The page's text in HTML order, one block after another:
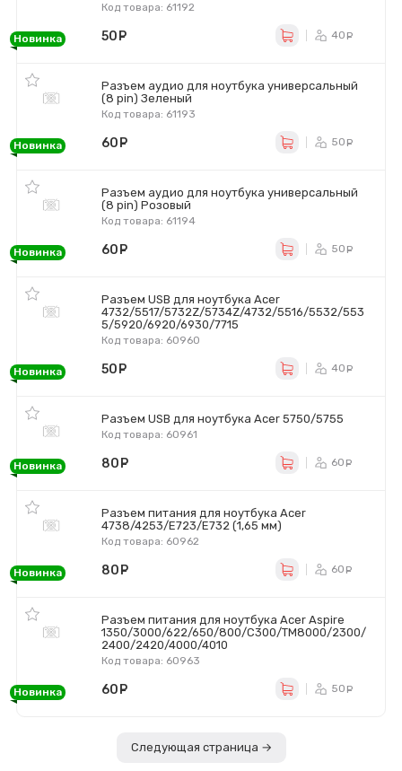
Код товара: 61192
Новинка 50 40
Разъем аудио для ноутбука универсальный
(8 pin) Зеленый
Код товара: 61193
Новинка 60 50
Разъем аудио для ноутбука универсальный
(8 pin) Розовый
Код товара: 61194
Новинка 60 50
Разъем USB для ноутбука Acer
4732/5517/5732Z/5734Z/4732/5516/5532/553
5/5920/6920/6930/7715
Код товара: 60960
Новинка 50 40
Разъем USB для ноутбука Acer 5750/5755
Код товара: 60961
Новинка 80 60
Разъем питания для ноутбука Acer
4738/4253/E723/E732 (1,65 мм)
Код товара: 60962
Новинка 80 60
Разъем питания для ноутбука Acer Aspire
1350/3000/622/650/800/C300/TM8000/2300/
2400/2420/4000/4010
Код товара: 60963
Новинка 60 50
Следующая страница →